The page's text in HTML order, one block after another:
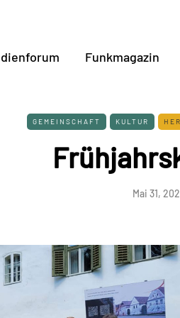
Funkmagazin
GEMEINSCHAFT KULTUR
Mai 31,